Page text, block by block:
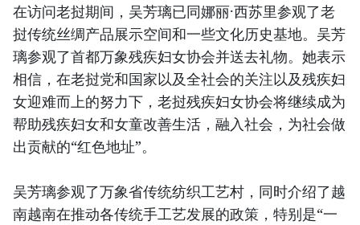
在访问老挝期间，吴芳璃已同娜丽·西苏里参观了老
挝传统丝绸产品展示空间和一些文化历史基地。吴芳
璃参观了首都万象残疾妇女协会并送去礼物。她表示
相信，在老挝党和国家以及全社会的关注以及残疾妇
女迎难而上的努力下，老挝残疾妇女协会将继续成为
帮助残疾妇女和女童改善生活，融入社会，为社会做
出贡献的“红色地址”。
吴芳璃参观了万象省传统纺织工艺村，同时介绍了越
南越南在推动各传统手工艺发展的政策，特别是“一